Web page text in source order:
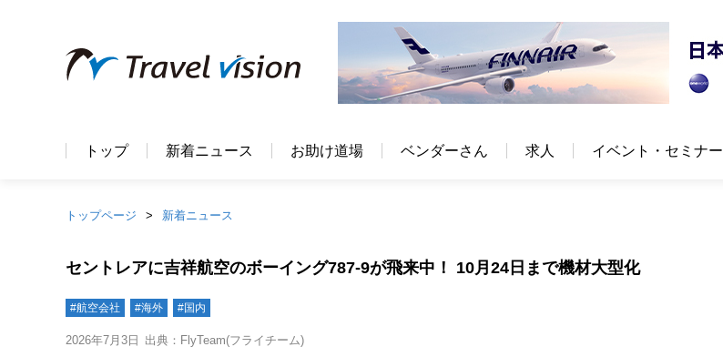
トップ 新着ニュース お助け道場 ベンダーさん 求人 イベント・セミナー
トップページ 新着ニュース
セントレアに吉祥航空のボーイング787-9が飛来中！ 10月24日まで機材大型化
#航空会社 #海外 #国内
2026年7月3日 出典：FlyTeam(フライチーム)